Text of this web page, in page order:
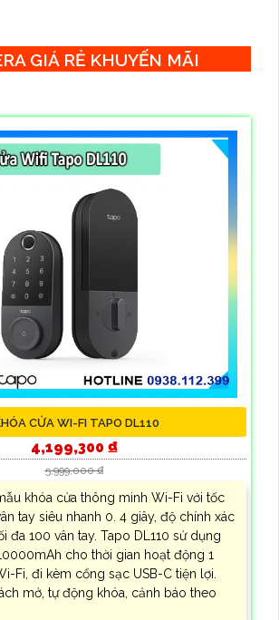
GIÁ RẺ KHUYẾN MÃI
CỬA WI-FI TAPO DL110
4,199,300 ₫
5,999,000 ₫
khóa cửa thông minh Wi-Fi với tốc
tay siêu nhanh 0. 4 giây, độ chính xác
đa 100 vân tay. Tapo DL110 sử dụng
cho thời gian hoạt động 1
Fi, đi kèm cổng sạc USB-C tiện lợi.
mở, tự động khóa, cảnh báo theo